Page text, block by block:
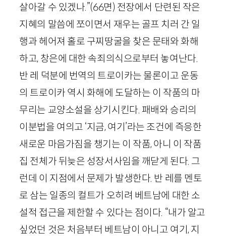
살아갈 수 있겠나.”(66면) 전장에서 단련된 작은
지혜의 말씀에 쪼이면서 재우는 골프 치러 간 일
행과 헤어져 홀로 구찌땅굴을 찾은 문태와 화해
하고, 창은에 대한 속죄의식으로부터 놓여난다.
반 레 덕분에 번역의 트로이카는 물론이고 운동
의 트로이카 역시 화해에 도달하는 이 작품의 마
무리는 교양소설을 상기시킨다. 패배와 승리의
이분법을 여의고 ‘지금, 여기’라는 조건에 즉응한
새로운 마음가짐을 챙기는 이 작품, 아니 이 작품
집 전체가 뒤늦은 성장서사임을 깨닫게 된다. 그
런데 이 지점에서 문제가 발생한다. 반 레를 멘토
로 삼는 일종의 컬트가 오히려 베트남에 대한 소
설적 접근을 제한할 수 있다는 점이다. “내가 알고
싶었던 것은 처음부터 베트남이 아니고 여기, 지